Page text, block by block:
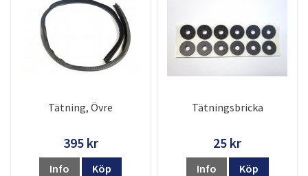
Tätning, Övre
395 kr
Info Köp
Tätningsbricka
25 kr
Info Köp